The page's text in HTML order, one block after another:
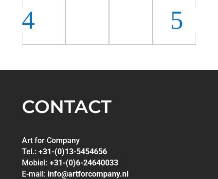
CONTACT
Art for Company
Tel.: +31-(0)13-5454656
Mobiel: +31-(0)6-24640033
E-mail: info@artforcompany.nl